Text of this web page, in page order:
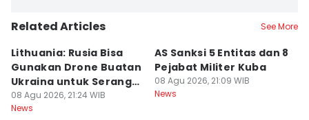
Related Articles See More
Lithuania: Rusia Bisa
Gunakan Drone Buatan
Ukraina untuk Serang
Baltik
08 Agu 2026, 21:24 WIB
News
AS Sanksi 5 Entitas dan 8
Pejabat Militer Kuba
08 Agu 2026, 21:09 WIB
News